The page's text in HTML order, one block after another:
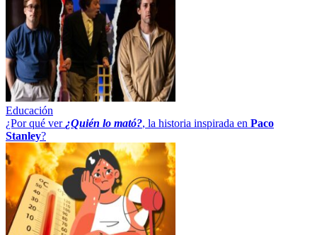
Educación
¿Por qué ver ¿Quién lo mató?, la historia inspirada en Paco
Stanley?